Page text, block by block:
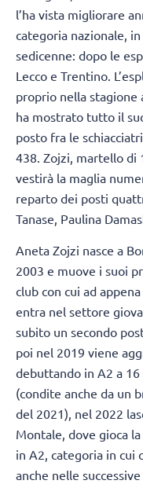
l’ha vista migliorare
categoria nazionale,
sedicenne: dopo le
Lecco e Trentino.
proprio nella stagione
ha mostrato tutto il
posto fra le
438. Zojzi, martello di
vestirà la maglia
reparto dei posti
Tanase, Paulina
Aneta Zojzi nasce a
2003 e muove i suoi
club con cui ad
entra nel settore
subito un secondo
poi nel 2019 viene
debuttando in A2 a
(condite anche da un
del 2021), nel 2022
Montale, dove gioca
in A2, categoria in cui
anche nelle